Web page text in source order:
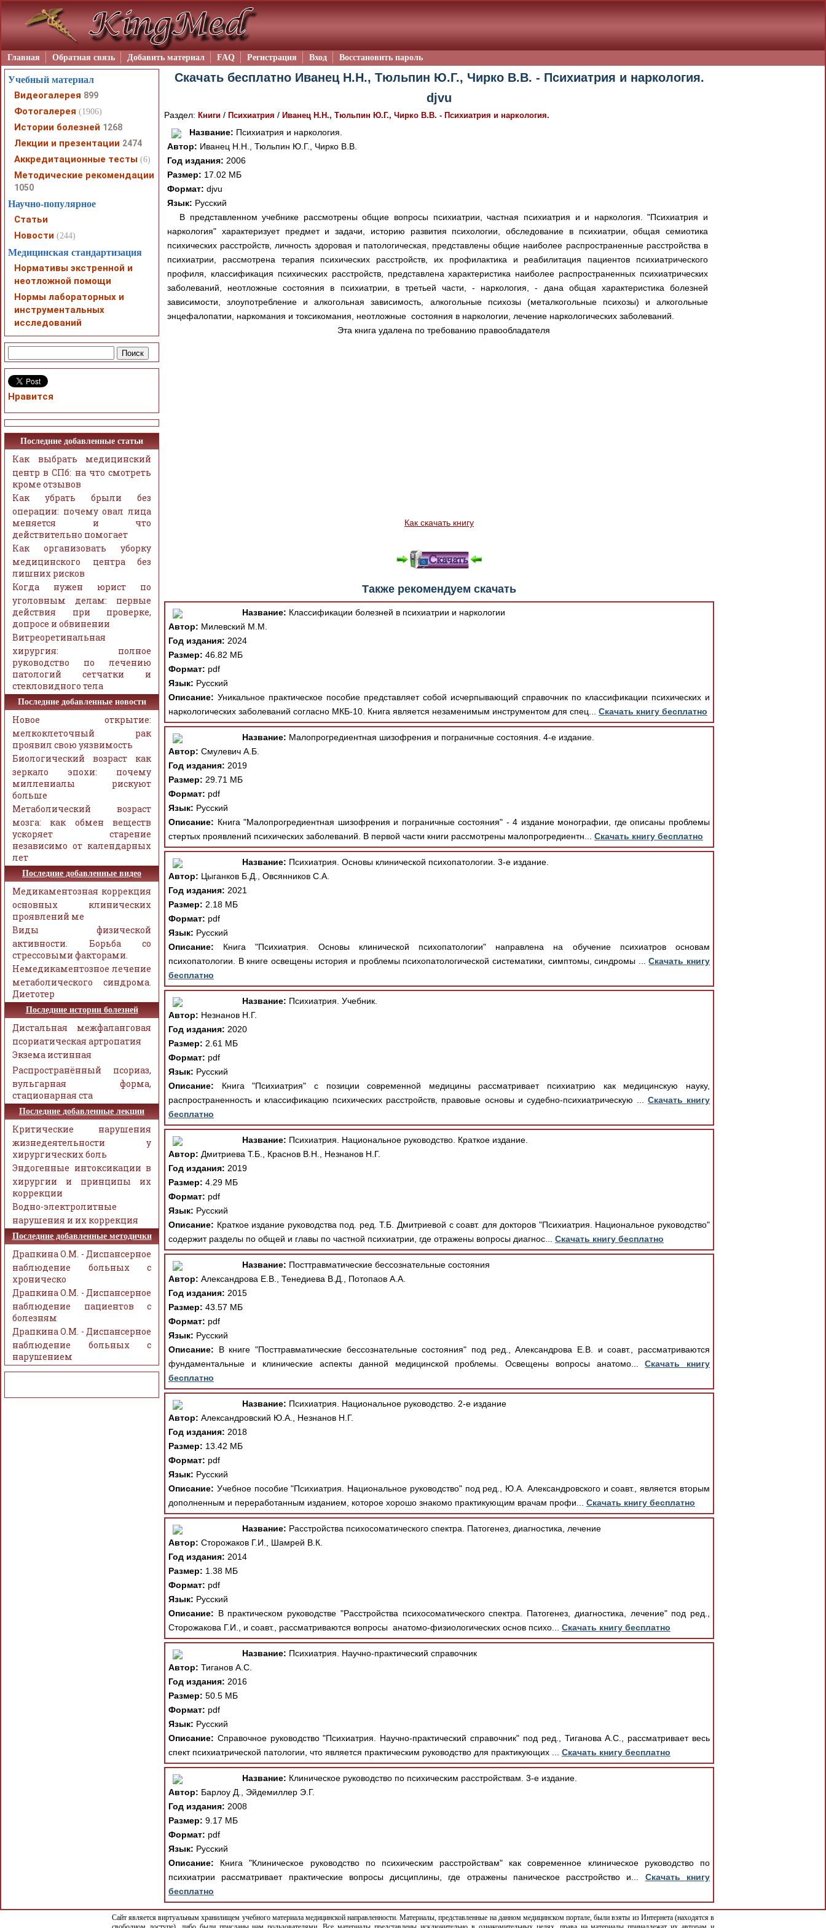
Главная Обратная связь Добавить материал FAQ Регистрация Вход Восстановить пароль
Скачать бесплатно Иванец Н.Н., Тюльпин Ю.Г., Чирко В.В. - Психиатрия и наркология.
djvu
Раздел: Книги / Психиатрия / Иванец Н.Н., Тюльпин Ю.Г., Чирко В.В. - Психиатрия и наркология.
Название: Психиатрия и наркология.
Автор: Иванец Н.Н., Тюльпин Ю.Г., Чирко В.В.
Год издания: 2006
Размер: 17.02 МБ
Формат: djvu
Язык: Русский
В представленном учебнике рассмотрены общие вопросы психиатрии, частная психиатрия и и наркология. "Психиатрия и
наркология" характеризует предмет и задачи, историю развития психологии, обследование в психиатрии, общая семиотика
психических расстройств, личность здоровая и патологическая, представлены общие наиболее распространенные расстройства в
психиатрии, рассмотрена терапия психических расстройств, их профилактика и реабилитация пациентов психиатрического
профиля, классификация психических расстройств, представлена характеристика наиболее распространенных психиатрических
заболеваний, неотложные состояния в психиатрии, в третьей части, - наркология, - дана общая характеристика болезней
зависимости, злоупотребление и алкогольная зависимость, алкогольные психозы (металкогольные психозы) и алкогольные
энцефалопатии, наркомания и токсикомания, неотложные состояния в наркологии, лечение наркологических заболеваний.
Эта книга удалена по требованию правообладателя
Как скачать книгу
Также рекомендуем скачать
Название: Классификации болезней в психиатрии и наркологии
Автор: Милевский М.М.
Год издания: 2024
Размер: 46.82 МБ
Формат: pdf
Язык: Русский
Описание: Уникальное практическое пособие представляет собой исчерпывающий справочник по классификации психических и
наркологических заболеваний согласно МКБ-10. Книга является незаменимым инструментом для спец... Скачать книгу бесплатно
Название: Малопрогредиентная шизофрения и пограничные состояния. 4-е издание.
Автор: Смулевич А.Б.
Год издания: 2019
Размер: 29.71 МБ
Формат: pdf
Язык: Русский
Описание: Книга "Малопрогредиентная шизофрения и пограничные состояния" - 4 издание монографии, где описаны проблемы
стертых проявлений психических заболеваний. В первой части книги рассмотрены малопрогредиентн... Скачать книгу бесплатно
Название: Психиатрия. Основы клинической психопатологии. 3-е издание.
Автор: Цыганков Б.Д., Овсянников С.А.
Год издания: 2021
Размер: 2.18 МБ
Формат: pdf
Язык: Русский
Описание: Книга "Психиатрия. Основы клинической психопатологии" направлена на обучение психиатров основам
психопатологии. В книге освещены история и проблемы психопатологической систематики, симптомы, синдромы ...Скачать книгу
бесплатно
Название: Психиатрия. Учебник.
Автор: Незнанов Н.Г.
Год издания: 2020
Размер: 2.61 МБ
Формат: pdf
Язык: Русский
Описание: Книга "Психиатрия" с позиции современной медицины рассматривает психиатрию как медицинскую науку,
распространенность и классификацию психических расстройств, правовые основы и судебно-психиатрическую ... Скачать книгу
бесплатно
Название: Психиатрия. Национальное руководство. Краткое издание.
Автор: Дмитриева Т.Б., Краснов В.Н., Незнанов Н.Г.
Год издания: 2019
Размер: 4.29 МБ
Формат: pdf
Язык: Русский
Описание: Краткое издание руководства под. ред. Т.Б. Дмитриевой с соавт. для докторов "Психиатрия. Национальное руководство"
содержит разделы по общей и главы по частной психиатрии, где отражены вопросы диагнос... Скачать книгу бесплатно
Название: Посттравматические бессознательные состояния
Автор: Александрова Е.В., Тенедиева В.Д., Потопаов А.А.
Год издания: 2015
Размер: 43.57 МБ
Формат: pdf
Язык: Русский
Описание: В книге "Посттравматические бессознательные состояния" под ред., Александрова Е.В. и соавт., рассматриваются
фундаментальные и клинические аспекты данной медицинской проблемы. Освещены вопросы анатомо...Скачать книгу
бесплатно
Название: Психиатрия. Национальное руководство. 2-е издание
Автор: Александровский Ю.А., Незнанов Н.Г.
Год издания: 2018
Размер: 13.42 МБ
Формат: pdf
Язык: Русский
Описание: Учебное пособие "Психиатрия. Национальное руководство" под ред., Ю.А. Александровского и соавт., является вторым
дополненным и переработанным изданием, которое хорошо знакомо практикующим врачам профи... Скачать книгу бесплатно
Название: Расстройства психосоматического спектра. Патогенез, диагностика, лечение
Автор: Сторожаков Г.И., Шамрей В.К.
Год издания: 2014
Размер: 1.38 МБ
Формат: pdf
Язык: Русский
Описание: В практическом руководстве "Расстройства психосоматического спектра. Патогенез, диагностика, лечение" под ред.,
Сторожакова Г.И., и соавт., рассматриваются вопросы анатомо-физиологических основ психо... Скачать книгу бесплатно
Название: Психиатрия. Научно-практический справочник
Автор: Тиганов А.С.
Год издания: 2016
Размер: 50.5 МБ
Формат: pdf
Язык: Русский
Описание: Справочное руководство "Психиатрия. Научно-практический справочник" под ред., Тиганова А.С., рассматривает весь
спект психиатрической патологии, что является практическим руководство для практикующих ... Скачать книгу бесплатно
Название: Клиническое руководство по психическим расстройствам. 3-е издание.
Автор: Барлоу Д., Эйдемиллер Э.Г.
Год издания: 2008
Размер: 9.17 МБ
Формат: pdf
Язык: Русский
Описание: Книга "Клиническое руководство по психическим расстройствам" как современное клиническое руководство по
психиатрии рассматривает практические вопросы дисциплины, где отражены паническое расстройство и... Скачать книгу
бесплатно
Учебный материал
Видеогалерея 899
Фотогалерея (1906)
Истории болезней 1268
Лекции и презентации 2474
Аккредитационные тесты (6)
Методические рекомендации
1050
Научно-популярное
Статьи
Новости (244)
Медицинская стандартизация
Нормативы экстренной и
неотложной помощи
Нормы лабораторных и
инструментальных
исследований
Нравится
Последние добавленные статьи
Как выбрать медицинский
центр в СПб: на что смотреть
кроме отзывов
Как убрать брыли без
операции: почему овал лица
меняется и что
действительно помогает
Как организовать уборку
медицинского центра без
лишних рисков
Когда нужен юрист по
уголовным делам: первые
действия при проверке,
допросе и обвинении
Витреоретинальная
хирургия: полное
руководство по лечению
патологий сетчатки и
стекловидного тела
Последние добавленные новости
Новое открытие:
мелкоклеточный рак
проявил свою уязвимость
Биологический возраст как
зеркало эпохи: почему
миллениалы рискуют
больше
Метаболический возраст
мозга: как обмен веществ
ускоряет старение
независимо от календарных
лет
Последние добавленные видео
Медикаментозная коррекция
основных клинических
проявлений ме
Виды физической
активности. Борьба со
стрессовыми факторами.
Немедикаментозное лечение
метаболического синдрома.
Диетотер
Последние истории болезней
Дистальная межфаланговая
псориатическая артропатия
Экзема истинная
Распространённый псориаз,
вульгарная форма,
стационарная ста
Последние добавленные лекции
Критические нарушения
жизнедеятельности у
хирургических боль
Эндогенные интоксикации в
хирургии и принципы их
коррекции
Водно-электролитные
нарушения и их коррекция
Последние добавленные методички
Драпкина О.М. - Диспансерное
наблюдение больных с
хроническо
Драпкина О.М. - Диспансерное
наблюдение пациентов с
болезням
Драпкина О.М. - Диспансерное
наблюдение больных с
нарушением
Сайт является виртуальным хранилищем учебного материала медицинской направленности. Материалы, представленные на данном медицинском портале, были взяты из Интернета (находятся в